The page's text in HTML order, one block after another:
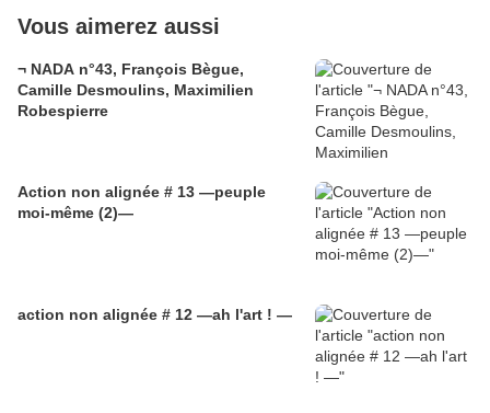
Vous aimerez aussi
¬ NADA n°43, François Bègue,
Camille Desmoulins, Maximilien
Robespierre
Action non alignée # 13 —peuple
moi-même (2)—
action non alignée # 12 —ah l'art ! —